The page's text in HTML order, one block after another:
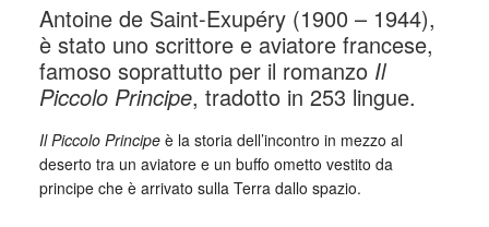
Antoine de Saint-Exupéry (1900 – 1944),
è stato uno scrittore e aviatore francese,
famoso soprattutto per il romanzo Il
Piccolo Principe, tradotto in 253 lingue.
Il Piccolo Principeè la storia dell’incontro in mezzo al
deserto tra un aviatore e un buffo ometto vestito da
principe che è arrivato sulla Terra dallo spazio.